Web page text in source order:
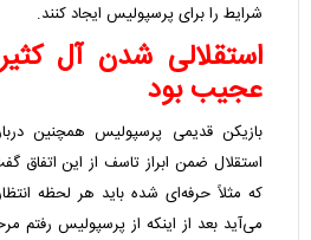
شرایط را برای پرسپولیس ایجاد کنند.
استقلالی شدن آل
عجیب بود
بازیکن قدیمی پرسپولیس همچنین
استقلال ضمن ابراز تاسف از این اتفاق
که مثلاً حرفه‌ای شده باید هر لحظه
می‌آید بعد از اینکه از پرسپولیس رفتم